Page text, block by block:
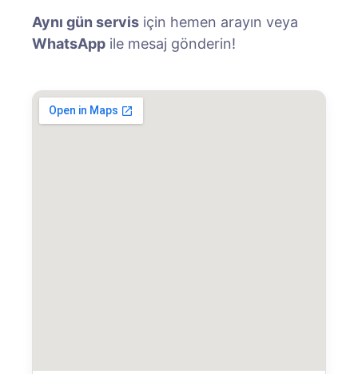
Aynı gün servis için hemen arayın veya
WhatsApp ile mesaj gönderin!